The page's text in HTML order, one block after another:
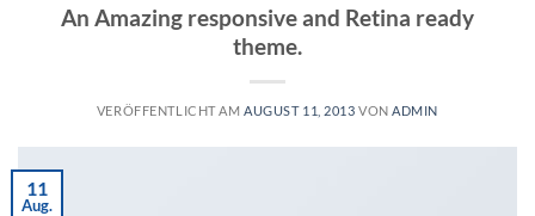
An Amazing responsive and Retina ready
theme.
VERÖFFENTLICHT AMAUGUST 11, 2013 VONADMIN
11
Aug.